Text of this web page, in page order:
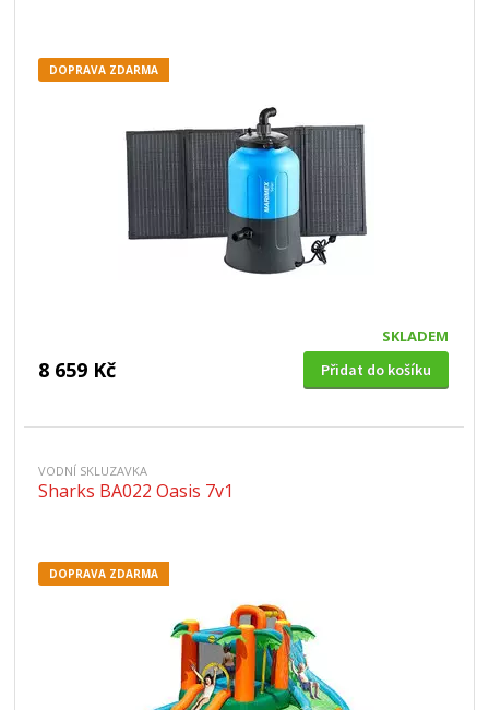
DOPRAVA ZDARMA
SKLADEM
8 659 Kč Přidat do košíku
VODNÍ SKLUZAVKA
Sharks BA022 Oasis 7v1
DOPRAVA ZDARMA